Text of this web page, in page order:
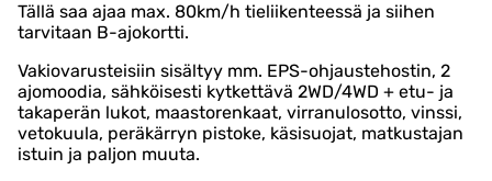
Tällä saa ajaa max. 80km/h tieliikenteessä ja siihen
tarvitaan B-ajokortti.
Vakiovarusteisiin sisältyy mm. EPS-ohjaustehostin, 2
ajomoodia, sähköisesti kytkettävä 2WD/4WD + etu- ja
takaperän lukot, maastorenkaat, virranulosotto, vinssi,
vetokuula, peräkärryn pistoke, käsisuojat, matkustajan
istuin ja paljon muuta.